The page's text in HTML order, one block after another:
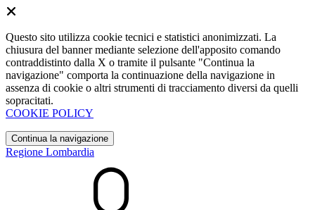
Questo sito utilizza cookie tecnici e statistici anonimizzati. La
chiusura del banner mediante selezione dell'apposito comando
contraddistinto dalla X o tramite il pulsante "Continua la
navigazione" comporta la continuazione della navigazione in
assenza di cookie o altri strumenti di tracciamento diversi da quelli
sopracitati.
COOKIE POLICY
Continua la navigazione
Regione Lombardia